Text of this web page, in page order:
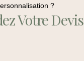
?
Votre Devis